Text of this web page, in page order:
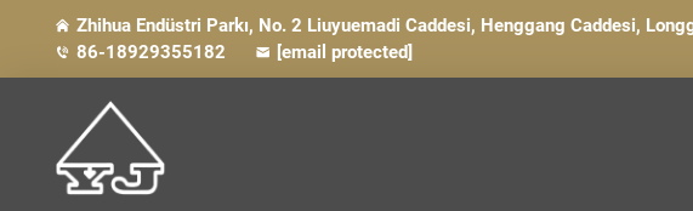
Zhihua Endüstri Parkı, No. 2 Liuyuemadi Caddesi, Henggang Caddesi,
86-18929355182
[email protected]